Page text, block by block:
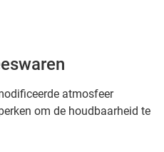
atmosfeer
om de houdbaarheid te